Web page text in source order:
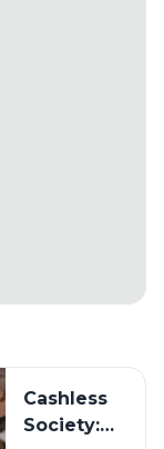
Cashless
Society: